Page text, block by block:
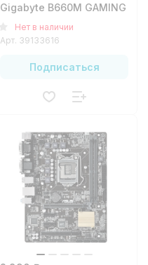
Gigabyte B660M GAMING X
Нет в наличии
Арт. 39133616
Подписаться